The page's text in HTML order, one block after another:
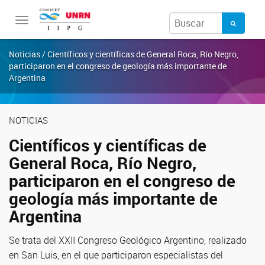
Toggle
navigation
Noticias / Científicos y científicas de General Roca, Río Negro,
participaron en el congreso de geología más importante de
Argentina
NOTICIAS
Científicos y científicas de
General Roca, Río Negro,
participaron en el congreso de
geología más importante de
Argentina
Se trata del XXII Congreso Geológico Argentino, realizado
en San Luis, en el que participaron especialistas del